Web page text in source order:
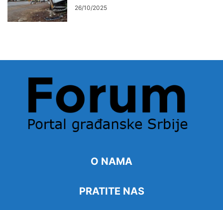
26/10/2025
O NAMA
PRATITE NAS